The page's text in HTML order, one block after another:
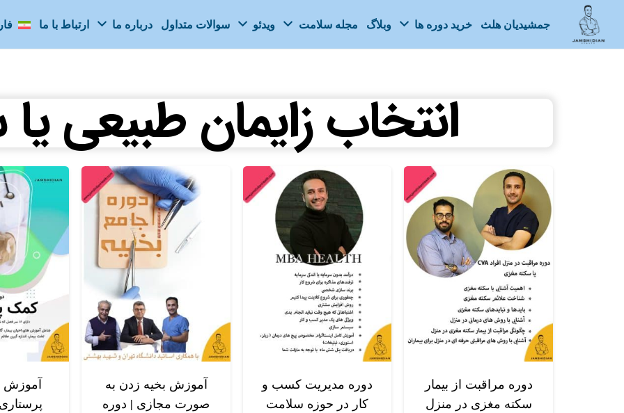
جمشیدیان هلث خرید دوره ها وبلاگ مجله سلامت ویدئو سوالات متداول درباره ما ارتباط با ما
انتخاب زایمان طبیعی
دوره مراقبت از بیمار
سکته مغزی در منزل
دوره مدیریت کسب و
کار در حوزه سلامت
آموزش بخیه زدن به
صورت مجازی | دوره
آموزش